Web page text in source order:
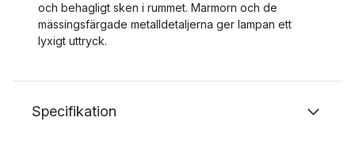
och behagligt sken i rummet. Marmorn och de
mässingsfärgade metalldetaljerna ger lampan ett
lyxigt uttryck.
Specifikation